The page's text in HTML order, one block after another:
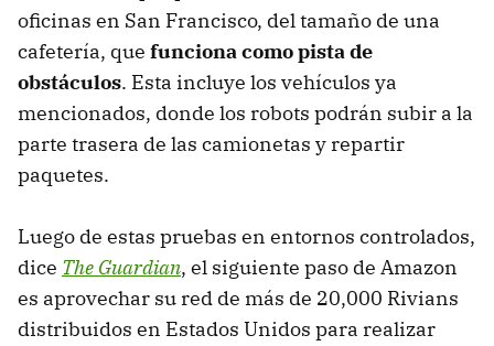
oficinas en San Francisco, del tamaño de una
cafetería, que funciona como pista de
obstáculos. Esta incluye los vehículos ya
mencionados, donde los robots podrán subir a la
parte trasera de las camionetas y repartir
paquetes.
Luego de estas pruebas en entornos controlados,
dice The Guardian, el siguiente paso de Amazon
es aprovechar su red de más de 20,000 Rivians
distribuidos en Estados Unidos para realizar